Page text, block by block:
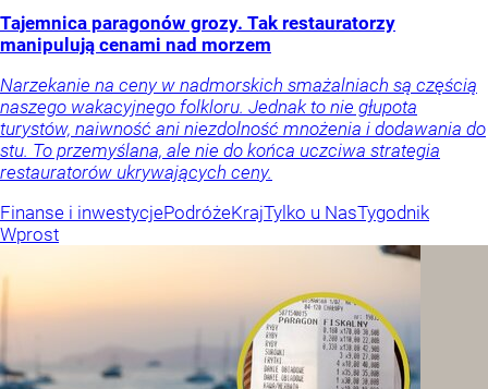
Tajemnica paragonów grozy. Tak restauratorzy
manipulują cenami nad morzem
Narzekanie na ceny w nadmorskich smażalniach są częścią
naszego wakacyjnego folkloru. Jednak to nie głupota
turystów, naiwność ani niezdolność mnożenia i dodawania do
stu. To przemyślana, ale nie do końca uczciwa strategia
restauratorów ukrywających ceny.
Finanse i inwestycjePodróżeKrajTylko u NasTygodnik
Wprost